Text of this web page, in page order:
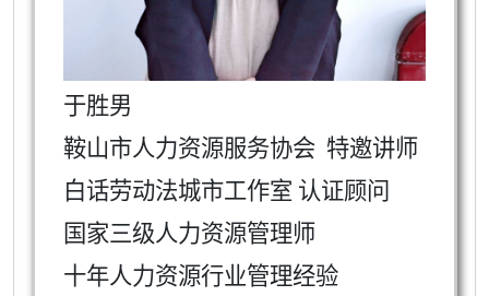
于胜男
鞍山市人力资源服务协会 特邀讲师
白话劳动法城市工作室 认证顾问
国家三级人力资源管理师
十年人力资源行业管理经验